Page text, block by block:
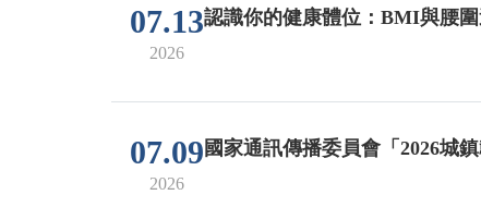
07.13
2026
認識你的健康體位：BMI與腰
07.09
2026
國家通訊傳播委員會「2026城